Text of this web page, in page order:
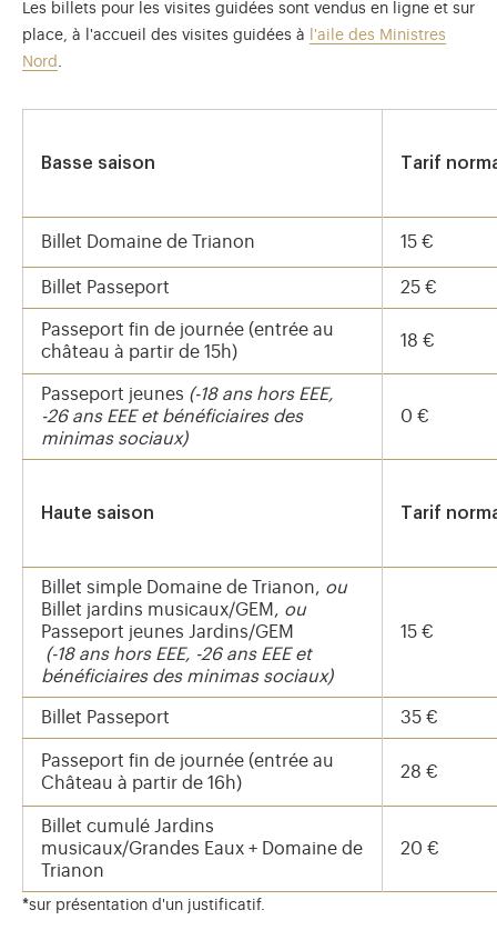
Les billets pour les visites guidées sont vendus en ligne et sur
place, à l'accueil des visites guidées à
l'aile des Ministres
Nord .
Basse saison Tarif
Billet Domaine de Trianon 15 €
Billet Passeport 25 €
Passeport fin de journée (entrée au
château à partir de 15h)
18 €
Passeport jeunes (-18 ans hors EEE,
-26 ans EEE et bénéficiaires des
minimas sociaux)
0 €
Haute saison Tarif
Billet simple Domaine de Trianon, ou
Billet jardins musicaux/GEM, ou
Passeport jeunes Jardins/GEM
(-18 ans hors EEE, -26 ans EEE et
bénéficiaires des minimas sociaux)
15 €
Billet Passeport 35 €
Passeport fin de journée (entrée au
Château à partir de 16h)
28 €
Billet cumulé Jardins
musicaux/Grandes Eaux + Domaine de
Trianon
20 €
*sur présentation d'un justificatif.